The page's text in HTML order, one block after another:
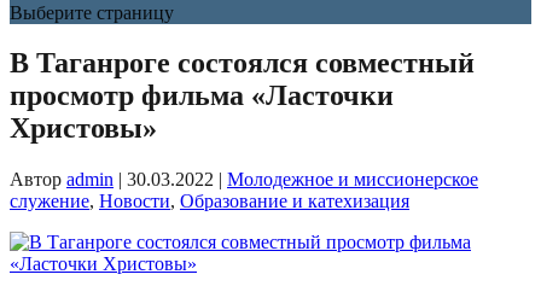
Выберите страницу
В Таганроге состоялся совместный
просмотр фильма «Ласточки
Христовы»
Автор admin | 30.03.2022 | Молодежное и миссионерское
служение, Новости, Образование и катехизация